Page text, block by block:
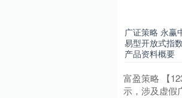
广证策略 永赢
易型开放式指
产品资料概要
富盈策略 【
示，涉及虚假